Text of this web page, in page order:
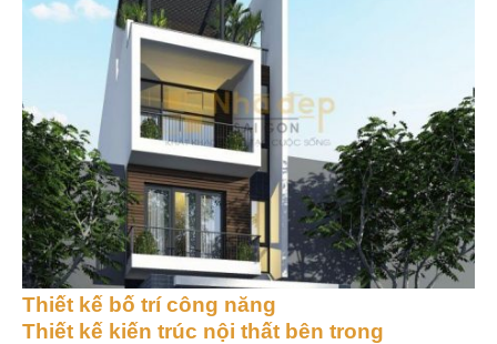
Thiết kế bố trí công năng
Thiết kế kiến trúc nội thất bên trong